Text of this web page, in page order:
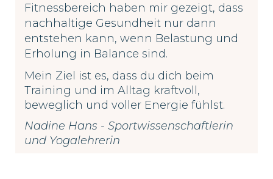
Fitnessbereich haben mir gezeigt, dass
nachhaltige Gesundheit nur dann
entstehen kann, wenn Belastung und
Erholung in Balance sind.
Mein Ziel ist es, dass du dich beim
Training und im Alltag kraftvoll,
beweglich und voller Energie fühlst.
Nadine Hans - Sportwissenschaftlerin
und Yogalehrerin